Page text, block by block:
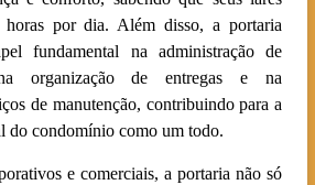
horas por dia. Além disso, a portaria
fundamental na administração de
na organização de entregas e na
de manutenção, contribuindo para a
do condomínio como um todo.
e comerciais, a portaria não só